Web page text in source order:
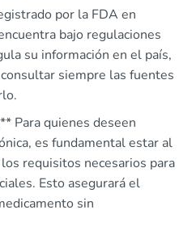
por la FDA en
bajo regulaciones
su información en el país,
siempre las fuentes
Para quienes deseen
es fundamental estar al
requisitos necesarios para
Esto asegurará el
sin